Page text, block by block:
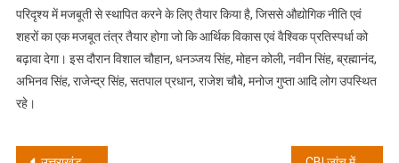
परिदृश्य में मजबूती से स्थापित करने के लिए तैयार किया है, जिससे औद्योगिक नीति एवं
शहरों का एक मजबूत तंत्र तैयार होगा जो कि आर्थिक विकास एवं वैश्विक प्रतिस्पर्धा को
बढ़ावा देगा। इस दौरान विशाल चौहान, धनञ्जय सिंह, मोहन कोली, नवीन सिंह, ब्रह्मानंद,
अभिनव सिंह, राजेन्द्र सिंह, सतपाल प्रधान, राजेश चौबे, मनोज गुप्ता आदि लोग उपस्थित
रहे।